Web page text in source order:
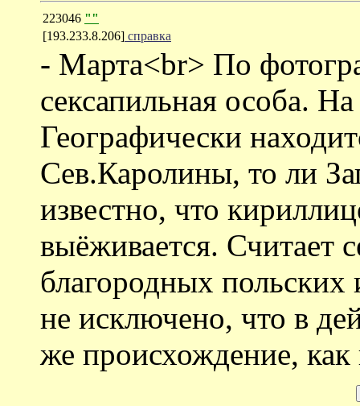
223046 ""
[193.233.8.206] справка
- Марта<br> По
сексапильная особа.
Географически
Сев.Каролины, то ли
известно, что
выёживается. Считает
благородных польских
не исключено, что в
же происхождение,